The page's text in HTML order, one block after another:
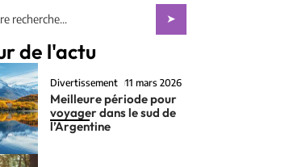
de l'actu
Divertissement 11 mars 2026
Meilleure période pour
voyager dans le sud de
l’Argentine